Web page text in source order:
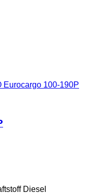
Eurocargo 100-190P
Diesel